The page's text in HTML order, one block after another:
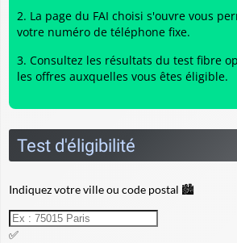
La page du FAI choisi s'ouvre vous
votre numéro de téléphone fixe.
Consultez les résultats du test fibre
les offres auxquelles vous êtes éligible.
Test d'éligibilité
Indiquez votre ville ou code postal 🏙️
✅